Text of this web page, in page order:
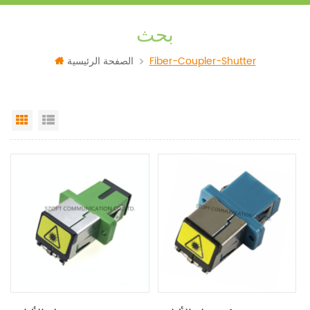
بحث
الصفحة الرئيسية Fiber-Coupler-Shutter
Grid View